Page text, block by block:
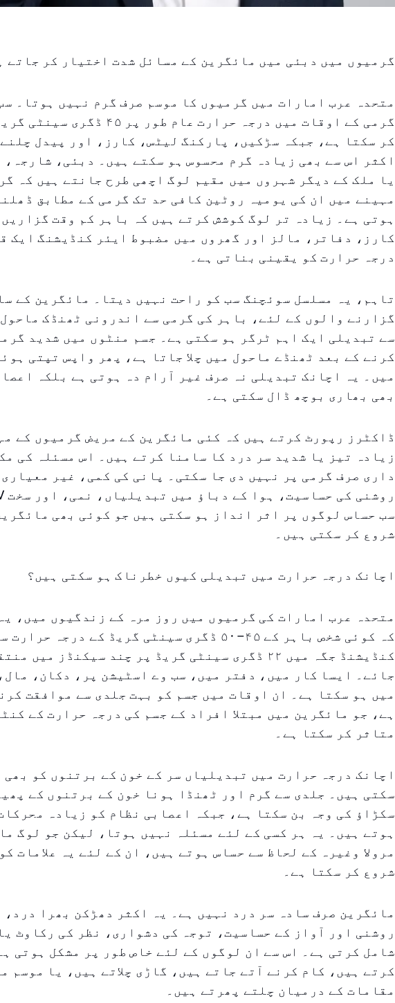
گرمیوں میں دبئی میں مائگرین کے مسائل شدت اختیار کر جاتے
متحدہ عرب امارات میں گرمیوں کا موسم صرف گرم نہیں ہوتا۔
گرمی کے اوقات میں درجہ حرارت عام طور پر
کر سکتا ہے، جبکہ سڑکیں، پارکنگ لیٹس، کارز، اور پیدل چلنے
اکثر اس سے بھی زیادہ گرم محسوس ہو سکتے ہیں۔ دبئی، شارجہ،
یا ملک کے دیگر شہروں میں مقیم لوگ اچھی طرح جانتے ہیں کہ
مہینے میں ان کی یومیہ روٹین کافی حد تک گرمی کے مطابق
ہوتی ہے۔ زیادہ تر لوگ کوشش کرتے ہیں کہ باہر کم وقت
کارز، دفاتر، مالز اور گھروں میں مضبوط ایئر کنڈیشنگ ایک
درجہ حرارت کو یقینی بناتی ہے۔
تاہم، یہ مسلسل سوئچنگ سب کو راحت نہیں دیتا۔ مائگرین کے
گزارنے والوں کے لئے، باہر کی گرمی سے اندرونی ٹھنڈک
سے تبدیلی ایک اہم ٹرگر ہو سکتی ہے۔ جسم منٹوں میں شدید
کرنے کے بعد ٹھنڈے ماحول میں چلا جاتا ہے، پھر واپس تپتی
میں۔ یہ اچانک تبدیلی نہ صرف غیر آرام دہ ہوتی ہے بلکہ
بھی بھاری بوچھ ڈال سکتی ہے۔
ڈاکٹرز رپورٹ کرتے ہیں کہ کئی مائگرین کے مریض گرمیوں کے
زیادہ تیز یا شدید سر درد کا سامنا کرتے ہیں۔ اس مسئلہ کی
داری صرف گرمی پر نہیں دی جا سکتی۔ پانی کی کمی، غیر معیاری
سب حساس لوگوں پر اثر انداز ہو سکتی ہیں جو کوئی بھی
شروع کر سکتی ہیں۔
اچانک درجہ حرارت میں تبدیلی کیوں خطرناک ہو سکتی ہیں؟
متحدہ عرب امارات کی گرمیوں میں روز مرہ کے زندگیوں میں،
کہ کوئی شخص باہر کے ۴۵–۵۰ ڈگری سینٹی گریڈ کے درجہ
کنڈیشنڈ جگہ میں ۲۲ ڈگری سینٹی گریڈ پر چند سیکنڈز میں
جائے۔ ایسا کار میں، دفتر میں، سب وے اسٹیشن پر، دکان،
میں ہو سکتا ہے۔ ان اوقات میں جسم کو بہت جلدی سے موافقت
ہے، جو مائگرین میں مبتلا افراد کے جسم کی درجہ حرارت کے
متاثر کر سکتا ہے۔
اچانک درجہ حرارت میں تبدیلیاں سر کے خون کے برتنوں کو بھی
سکتی ہیں۔ جلدی سے گرم اور ٹھنڈا ہونا خون کے برتنوں کے
سکڑاؤ کی وجہ بن سکتا ہے، جبکہ اعصابی نظام کو زیادہ
ہوتے ہیں۔ یہ ہر کسی کے لئے مسئلہ نہیں ہوتا، لیکن جو لوگ
مرولا وغیرہ کے لحاظ سے حساس ہوتے ہیں، ان کے لئے یہ علامات
شروع کر سکتا ہے۔
مائگرین صرف سادہ سر درد نہیں ہے۔ یہ اکثر دھڑکن بھرا درد،
روشنی اور آواز کے حساسیت، توجہ کی دشواری، نظر کی رکاوٹ
شامل کرتی ہے۔ اس سے ان لوگوں کے لئے خاص طور پر مشکل ہوتی
کرتے ہیں، کام کرنے آتے جاتے ہیں، گاڑی چلاتے ہیں، یا موسم
مقامات کے درمیان چلتے پھرتے ہیں۔